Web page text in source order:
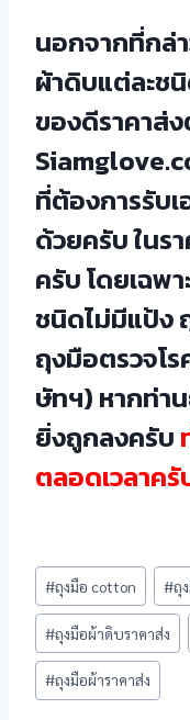
นอกจากที่กล่
ผ้าดิบแต่ละช
ของดีราคาส่ง
ที่ต้องการรับ
ด้วยครับ ในร
ครับ โดยเฉพ
ชนิดไม่มีแป้ง
ถุงมือตรวจโร
ษัทฯ) หากท่า
ยิ่งถูกลงครับ
ตลอดเวลาครั
Post
Tags:
#ถุงมือ cotton #ถุ
#ถุงมือผ้าดิบราคาส่ง
#ถุงมือผ้าราคาส่ง